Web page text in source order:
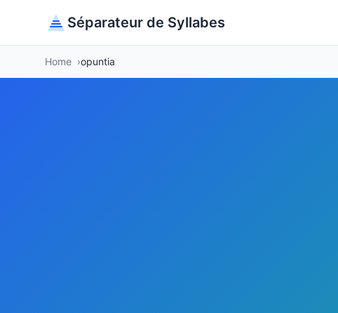
Séparateur de Syllabes
Home opuntia